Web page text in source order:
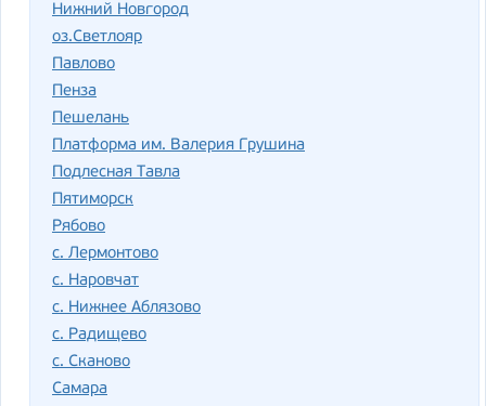
Нижний Новгород
оз.Светлояр
Павлово
Пенза
Пешелань
Платформа им. Валерия Грушина
Подлесная Тавла
Пятиморск
Рябово
с. Лермонтово
с. Наровчат
с. Нижнее Аблязово
с. Радищево
с. Сканово
Самара